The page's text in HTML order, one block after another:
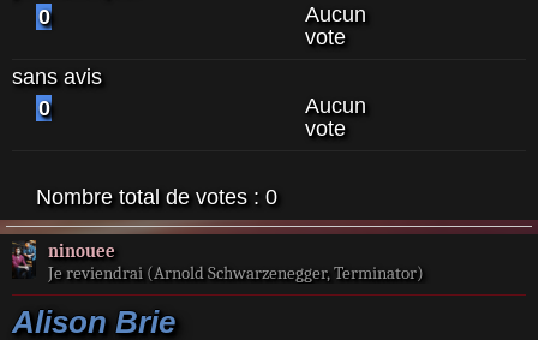
0
Aucun
vote
sans avis
0
Aucun
vote
Nombre total de votes : 0
ninouee
Je reviendrai (Arnold Schwarzenegger, Terminator)
Alison Brie